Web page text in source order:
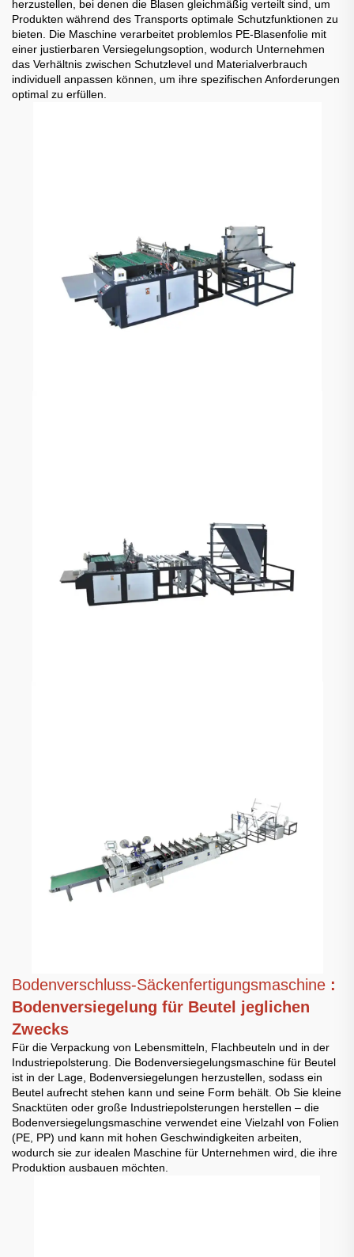
herzustellen, bei denen die Blasen gleichmäßig verteilt sind, um
Produkten während des Transports optimale Schutzfunktionen zu
bieten. Die Maschine verarbeitet problemlos PE-Blasenfolie mit
einer justierbaren Versiegelungsoption, wodurch Unternehmen
das Verhältnis zwischen Schutzlevel und Materialverbrauch
individuell anpassen können, um ihre spezifischen Anforderungen
optimal zu erfüllen.
Bodenverschluss-Säckenfertigungsmaschine :
Bodenversiegelung für Beutel jeglichen
Zwecks
Für die Verpackung von Lebensmitteln, Flachbeuteln und in der
Industriepolsterung. Die Bodenversiegelungsmaschine für Beutel
ist in der Lage, Bodenversiegelungen herzustellen, sodass ein
Beutel aufrecht stehen kann und seine Form behält. Ob Sie kleine
Snacktüten oder große Industriepolsterungen herstellen – die
Bodenversiegelungsmaschine verwendet eine Vielzahl von Folien
(PE, PP) und kann mit hohen Geschwindigkeiten arbeiten,
wodurch sie zur idealen Maschine für Unternehmen wird, die ihre
Produktion ausbauen möchten.